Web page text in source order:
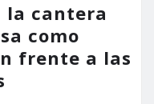
cantera
como
frente a las